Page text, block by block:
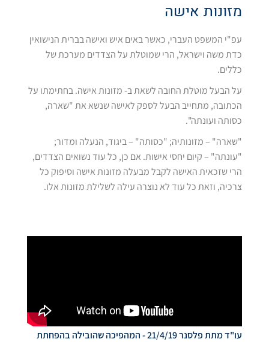
מזונות אישה
עפ"י המשפט העברי, כאשר באים איש ואישה בברית הנישואין
כדת משה וישראל, הרי שמוטלת על הצדדים מערכת של
כללים.
על הבעל מוטלת החובה לשאת ב- מזונות אישה. בחתימתו על
הכתובה, מתחייב הבעל לספק לאישה שנשא את "שארה,
כסותה ועונתה".
"שארה" – מזונותיה; "כסותה" – ביגוד, הנעלה ומדור;
"עונתה" – קיום יחסי אישות. אם כן, כל עוד נשואים הצדדים,
הרי שזכאית האישה לקבל מבעלה מזונות אישה וסיפוק כל
צרכיה, וזאת כל עוד לא נוצרה עילה לשלילת מזונות אלו.
עו"ד מתת פלסנר 21/4/19 - המהפיכה שהובילה בהפחתת